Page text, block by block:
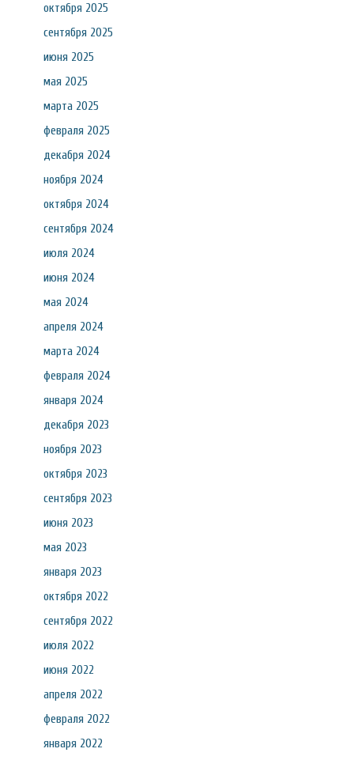
октября 2025
сентября 2025
июня 2025
мая 2025
марта 2025
февраля 2025
декабря 2024
ноября 2024
октября 2024
сентября 2024
июля 2024
июня 2024
мая 2024
апреля 2024
марта 2024
февраля 2024
января 2024
декабря 2023
ноября 2023
октября 2023
сентября 2023
июня 2023
мая 2023
января 2023
октября 2022
сентября 2022
июля 2022
июня 2022
апреля 2022
февраля 2022
января 2022